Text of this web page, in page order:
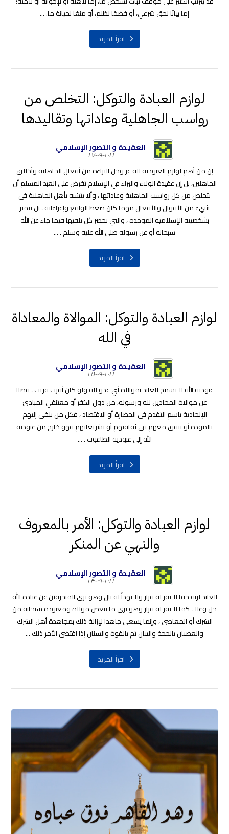
إما بيانًا لحق شرعي، أو فضحًا لظلم، أو منعًا لخيانة ما. ...
اقرأ المزيد
لوازم العبادة والتوكل: التخلص من
رواسب الجاهلية وعاداتها وتقاليدها
العقيدة و التصور الإسلامي
٢٠٢١-٠٩-٢٧
إن من أهم لوازم العبودية لله عز وجل البراءة من أفعال الجاهلية وأخلاق
الجاهلين، بل إن عقيدة الولاء والبراء في الإسلام تفرض على العبد المسلم أن
يتخلص من كل رواسب الجاهلية وعاداتها ، وألا يتشبه بأهل الجاهلية في
شيء من الأقوال والأفعال مهما كان ضغط الواقع وإغراءاته ، بل يتميز
بشخصيته الإسلامية الموحدة ، والتي تحصر كل تلقيها فيما جاء عن الله
سبحانه أو عن رسوله صلى الله عليه وسلم . ...
اقرأ المزيد
لوازم العبادة والتوكل: الموالاة والمعاداة
في الله
العقيدة و التصور الإسلامي
٢٠٢١-٠٩-٢٥
عبودية الله لا تسمح للعابد بموالاة أي عدو لله ولو كان أقرب قريب ، فضلا
عن موالاة المحادين لله ورسوله، من دول الكفر أو معتنقي المبادئ
الإلحادية باسم التقدم في الحضارة أو الاقتصاد ، فكل من يلقي إليهم
بالمودة أو يتفق معهم في ثقافتهم أو تشريعاتهم فهو خارج من عبودية
الله إلى عبودية الطاغوت . ...
اقرأ المزيد
لوازم العبادة والتوكل: الأمر بالمعروف
والنهي عن المنكر
العقيدة و التصور الإسلامي
٢٠٢١-٠٩-٢٣
العابد لربه حقا لا يقر له قرار ولا يهدأ له بال وهو يرى المنحرفين عن عبادة الله
جل وعلا ، كما لا يقر له قرار وهو يرى ما يبغض مولاه ومعبوده سبحانه من
الشرك أو المعاصي ، وإنما يسعى جاهدا لإزالة ذلك بمجاهدة أهل الشرك
والعصيان بالحجة والبيان ثم بالقوة والسنان إذا اقتضى الأمر ذلك ...
اقرأ المزيد